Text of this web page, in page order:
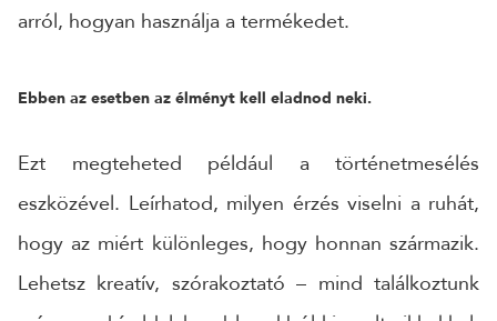
arról, hogyan használja a termékedet.
Ebben az esetben az élményt kell eladnod neki.
Ezt megteheted például a történetmesélés
eszközével. Leírhatod, milyen érzés viselni a ruhát,
hogy az miért különleges, hogy honnan származik.
Lehetsz kreatív, szórakoztató – mind találkoztunk